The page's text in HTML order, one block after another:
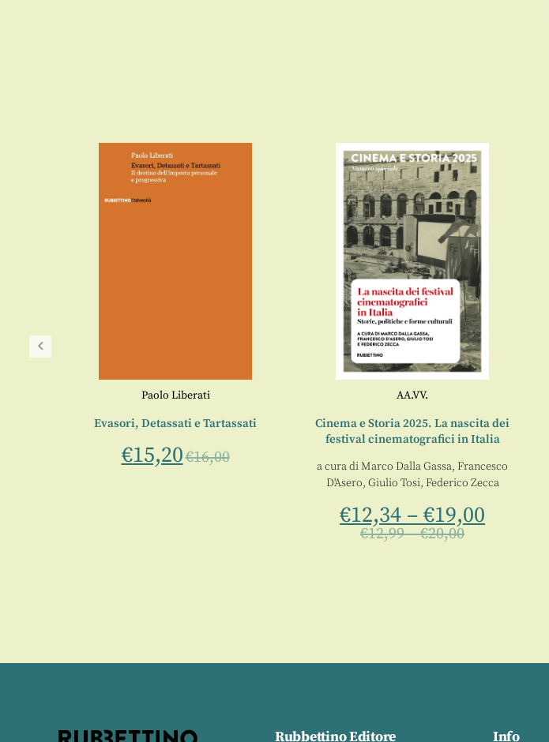
Paolo Liberati
Evasori, Detassati e Tartassati
€15,20€16,00
AA.VV.
Cinema e Storia 2025. La nascita dei
festival cinematografici in Italia
a cura diMarco Dalla Gassa, Francesco
D'Asero, Giulio Tosi, Federico Zecca
€12,34 – €19,00
€12,99–€20,00
Rubbettino Editore Info